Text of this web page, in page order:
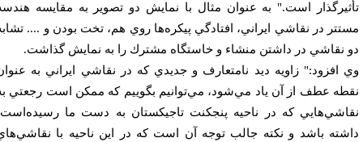
است." به عنوان مثال با نمايش دو تصوير به مقايسه هندسه
در نقاشي ايراني، افتادگي پيكره‌ها روي هم، تخت بودن و .... تشابه
نقاشي در داشتن منشاء و خاستگاه مشترك را به نمايش گذاشت.
افزود:" زاويه ديد نامتعارف و جديدي كه در نقاشي ايراني به عنوان
عطف از آن ياد مي‌شود، مي‌توانيم بگوييم كه ممكن است رجعتي به
كه در ناحيه پنجكنت تاجيكستان به دست ما رسيده‌است،
باشد و نكته جالب توجه آن است كه در اين ناحيه با نقاشي‌هاي